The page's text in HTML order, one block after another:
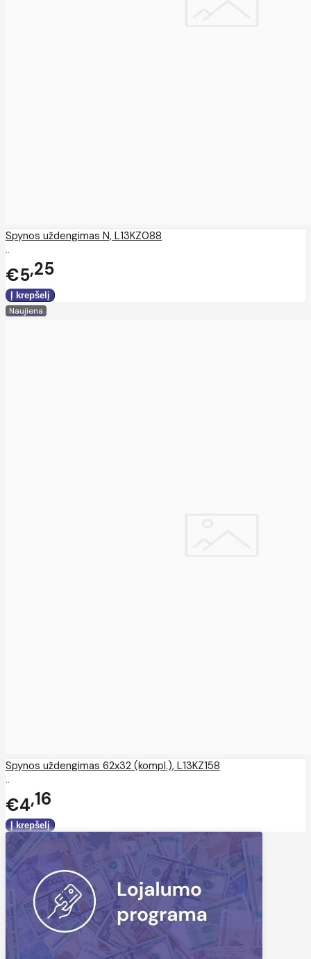
Spynos uždengimas N, L13KZ088
..
€5 25
Naujiena
Spynos uždengimas 62x32 (kompl.), L13KZ158
..
€4 16